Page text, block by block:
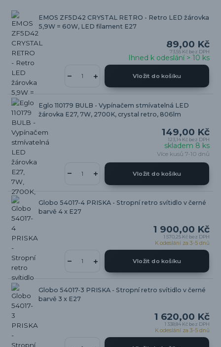
EMOS ZF5D42 CRYSTAL RETRO - Retro LED žárovka
5,9W = 60W, LED filament E27
89,00 Kč
73,55 Kč bez DPH
Ihned k odeslání > 10 ks
Vložit do košíku
Eglo 110179 BULB - Vypínačem stmívatelná LED
žárovka E27, 7W, 2700K, crystal retro, 806lm
149,00 Kč
123,14 Kč bez DPH
skladem 8 ks
Více kusů 7-10 dnů
Vložit do košíku
Globo 54017-4 PRISKA - Stropní retro svítidlo v černé
barvě 4 x E27
1 900,00 Kč
1 570,25 Kč bez DPH
K odeslání za 3-5 dnů
Vložit do košíku
Globo 54017-3 PRISKA - Stropní retro svítidlo v černé
barvě 3 x E27
1 620,00 Kč
1 338,84 Kč bez DPH
K odeslání za 3-5 dnů